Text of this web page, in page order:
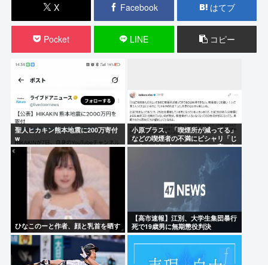
X Facebook はてブ
Pocket LINE コピー
聖人ヒカキン熊本地震に200万寄付
w
小原ブラス、「喫煙所が減ってる」
などの喫煙者の不満にピシャリ「じ
ゃあやめれば？タバコなんて家でだ
ひなこのーと作者、顔と乳首を晒す
【高市速報】江別、大学生集団暴行
死で19歳男に無期懲役判決